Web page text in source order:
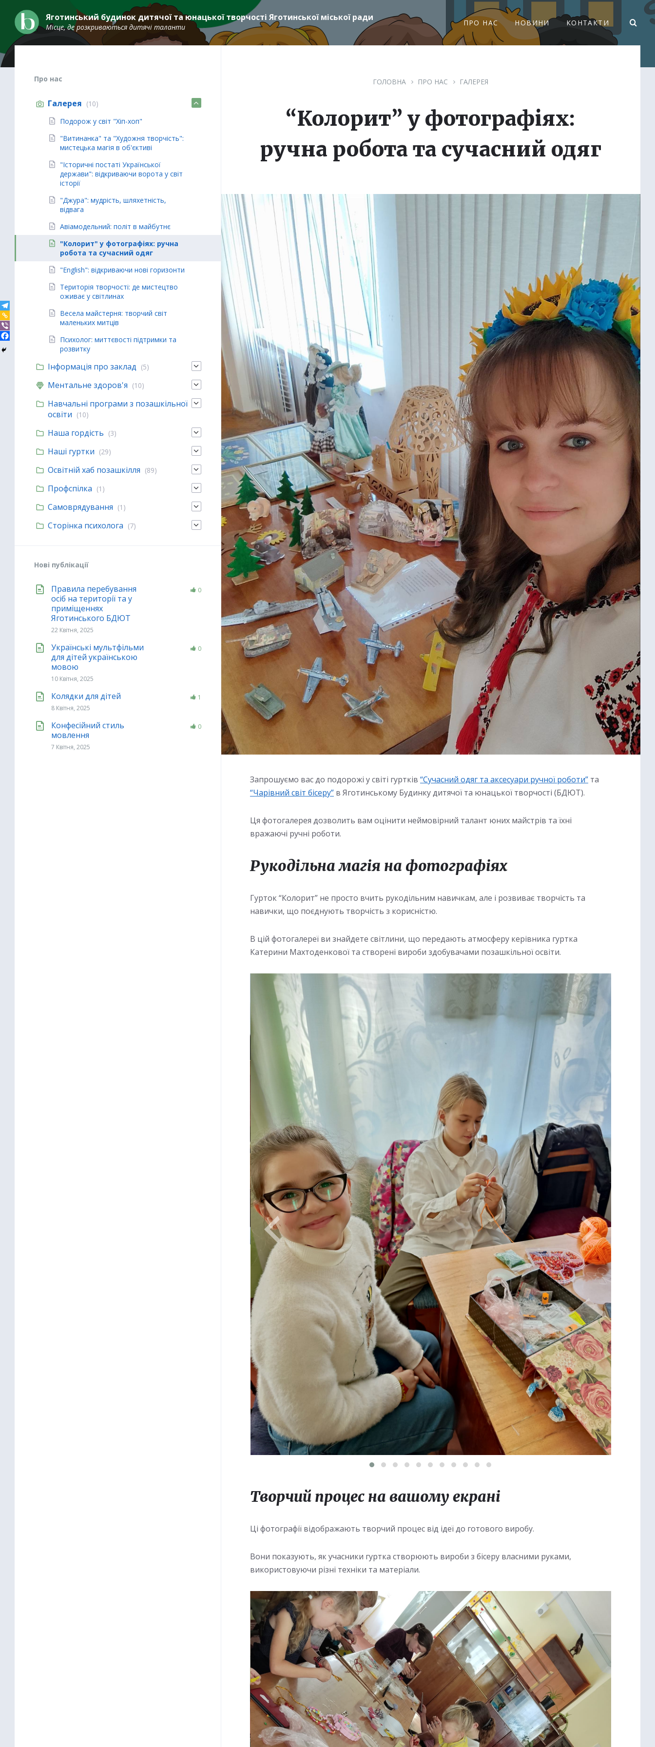
content
main
navigation
footer
Яготинський будинок дитячої та юнацької творчості Яготинської міської ради
Місце, де розкриваються дитячі таланти ПРО НАС НОВИНИ КОНТАКТИ
ГОЛОВНА ПРО НАС ГАЛЕРЕЯ
“Колорит” у фотографіях:
ручна робота та сучасний одяг
Запрошуємо вас до подорожі у світі гуртків “Сучасний одяг та аксесуари ручної роботи”та
“Чарівний світ бісеру”в Яготинському Будинку дитячої та юнацької творчості (БДЮТ).
Ця фотогалерея дозволить вам оцінити неймовірний талант юних майстрів та їхні
вражаючі ручні роботи.
Рукодільна магія на фотографіях
Гурток “Колорит” не просто вчить рукодільним навичкам, але і розвиває творчість та
навички, що поєднують творчість з корисністю.
В цій фотогалереї ви знайдете світлини, що передають атмосферу керівника гуртка
Катерини Махтоденкової та створені вироби здобувачами позашкільної освіти.
Творчий процес на вашому екрані
Ці фотографії відображають творчий процес від ідеї до готового виробу.
Вони показують, як учасники гуртка створюють вироби з бісеру власними руками,
використовуючи різні техніки та матеріали.
Про нас
Галерея (10)
Подорож у світ "Хіп-хоп"
"Витинанка" та "Художня творчість":
мистецька магія в об'єктиві
"Історичні постаті Української
держави": відкриваючи ворота у світ
історії
"Джура": мудрість, шляхетність,
відвага
Авіамодельний: політ в майбутнє
"Колорит" у фотографіях: ручна
робота та сучасний одяг
"English": відкриваючи нові горизонти
Територія творчості: де мистецтво
оживає у світлинах
Весела майстерня: творчий світ
маленьких митців
Психолог: миттєвості підтримки та
розвитку
Інформація про заклад (5)
Ментальне здоров'я (10)
Навчальні програми з позашкільної
освіти (10)
Наша гордість (3)
Наші гуртки (29)
Освітній хаб позашкілля (89)
Профспілка (1)
Самоврядування (1)
Сторінка психолога (7)
Нові публікації
Правила перебування
осіб на території та у
приміщеннях
Яготинського БДЮТ
22 Квітня, 2025
0
Українські мультфільми
для дітей українською
мовою
10 Квітня, 2025
0
Колядки для дітей
8 Квітня, 2025
1
Конфесійний стиль
мовлення
7 Квітня, 2025
0